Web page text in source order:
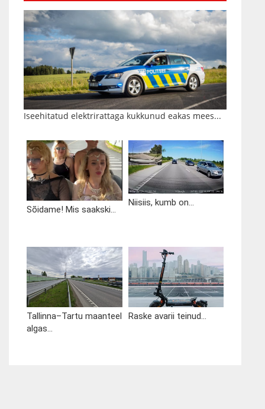
Iseehitatud elektrirattaga kukkunud eakas mees...
Sõidame! Mis saakski...
Niisiis, kumb on...
Tallinna–Tartu maanteel
algas...
Raske avarii teinud...